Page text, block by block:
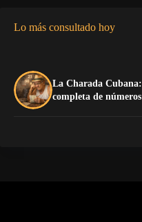
Lo más consultado hoy
La Charada
completa de